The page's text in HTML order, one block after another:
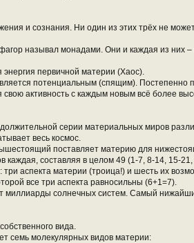
и сознания. Ни один из этих трёх не
называл монадами. Они и каждая из них
первичной материи (Хаос).
потенциальным (спящим). Постепенно
активность с каждым новым всё более
серии материальных миров
весь космос.
поставляет материю для
составляя в целом 49 (1-7, 8-14, 15-
аспекта материи (троица!) и шесть их
все три аспекта равносильны (6+1=7).
миллиарды солнечных систем. Самый
вида.
семь молекулярных видов материи: